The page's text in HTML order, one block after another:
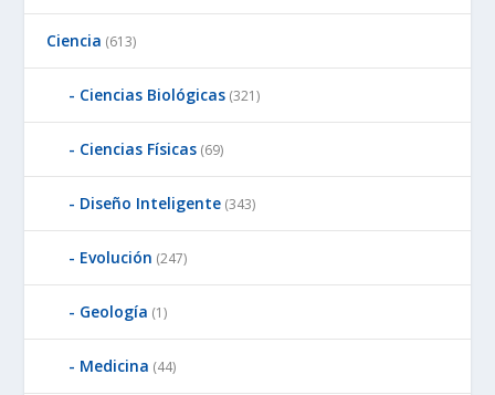
Ciencia (613)
Ciencias Biológicas (321)
Ciencias Físicas (69)
Diseño Inteligente (343)
Evolución (247)
Geología (1)
Medicina (44)